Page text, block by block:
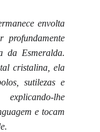
envolta
profundamente
da Esmeralda.
cristalina, ela
sutilezas e
lhe
e tocam